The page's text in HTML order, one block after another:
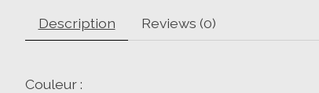
Description Reviews (0)
Couleur :